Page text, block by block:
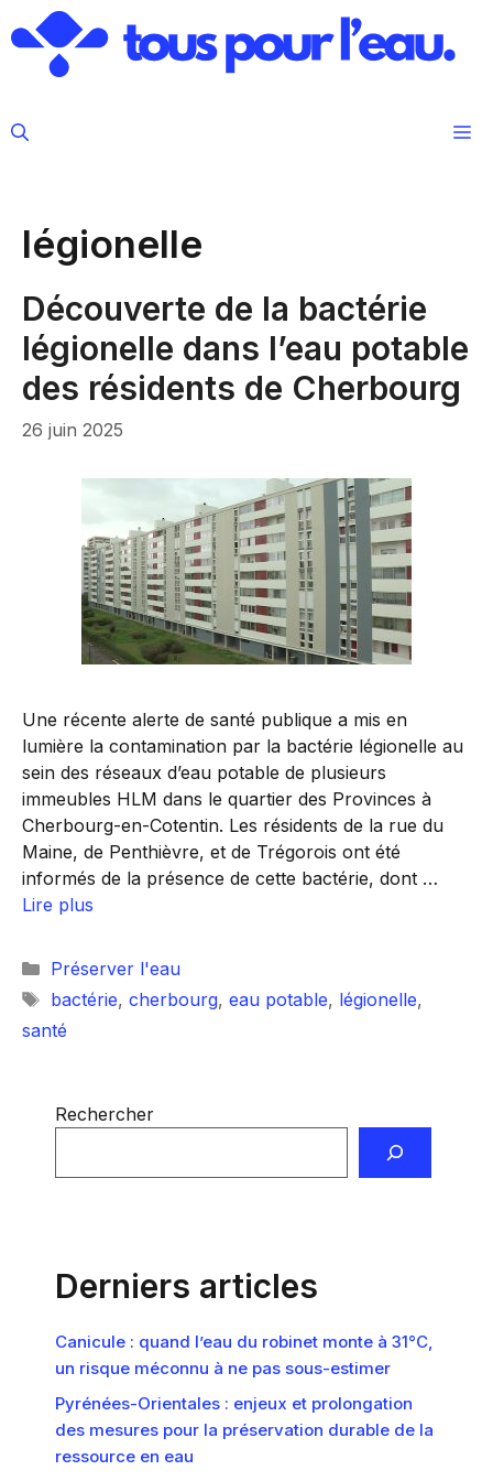
au
contenu
légionelle
Découverte de la bactérie
légionelle dans l’eau potable
des résidents de Cherbourg
26 juin 2025
Une récente alerte de santé publique a mis en
lumière la contamination par la bactérie légionelle au
sein des réseaux d’eau potable de plusieurs
immeubles HLM dans le quartier des Provinces à
Cherbourg-en-Cotentin. Les résidents de la rue du
Maine, de Penthièvre, et de Trégorois ont été
informés de la présence de cette bactérie, dont …
Lire plus
Catégories
Préserver l'eau
Étiquettes
bactérie, cherbourg, eau potable, légionelle,
santé
Rechercher
Derniers articles
Canicule : quand l’eau du robinet monte à 31°C,
un risque méconnu à ne pas sous-estimer
Pyrénées-Orientales : enjeux et prolongation
des mesures pour la préservation durable de la
ressource en eau